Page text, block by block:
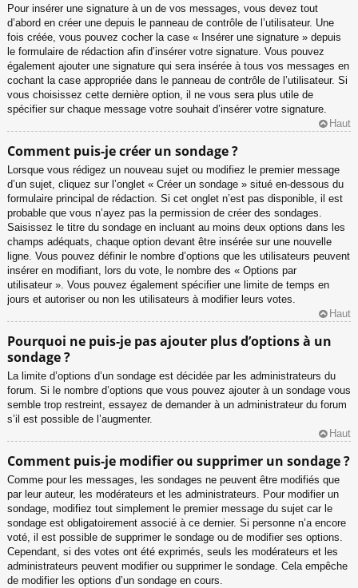
Pour insérer une signature à un de vos messages, vous devez tout
d’abord en créer une depuis le panneau de contrôle de l’utilisateur. Une
fois créée, vous pouvez cocher la case « Insérer une signature » depuis
le formulaire de rédaction afin d’insérer votre signature. Vous pouvez
également ajouter une signature qui sera insérée à tous vos messages en
cochant la case appropriée dans le panneau de contrôle de l’utilisateur. Si
vous choisissez cette dernière option, il ne vous sera plus utile de
spécifier sur chaque message votre souhait d’insérer votre signature.
Haut
Comment puis-je créer un sondage ?
Lorsque vous rédigez un nouveau sujet ou modifiez le premier message
d’un sujet, cliquez sur l’onglet « Créer un sondage » situé en-dessous du
formulaire principal de rédaction. Si cet onglet n’est pas disponible, il est
probable que vous n’ayez pas la permission de créer des sondages.
Saisissez le titre du sondage en incluant au moins deux options dans les
champs adéquats, chaque option devant être insérée sur une nouvelle
ligne. Vous pouvez définir le nombre d’options que les utilisateurs peuvent
insérer en modifiant, lors du vote, le nombre des « Options par
utilisateur ». Vous pouvez également spécifier une limite de temps en
jours et autoriser ou non les utilisateurs à modifier leurs votes.
Haut
Pourquoi ne puis-je pas ajouter plus d’options à un
sondage ?
La limite d’options d’un sondage est décidée par les administrateurs du
forum. Si le nombre d’options que vous pouvez ajouter à un sondage vous
semble trop restreint, essayez de demander à un administrateur du forum
s’il est possible de l’augmenter.
Haut
Comment puis-je modifier ou supprimer un sondage ?
Comme pour les messages, les sondages ne peuvent être modifiés que
par leur auteur, les modérateurs et les administrateurs. Pour modifier un
sondage, modifiez tout simplement le premier message du sujet car le
sondage est obligatoirement associé à ce dernier. Si personne n’a encore
voté, il est possible de supprimer le sondage ou de modifier ses options.
Cependant, si des votes ont été exprimés, seuls les modérateurs et les
administrateurs peuvent modifier ou supprimer le sondage. Cela empêche
de modifier les options d’un sondage en cours.